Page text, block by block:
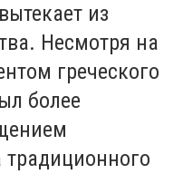
из
Несмотря на
греческого
более
традиционного